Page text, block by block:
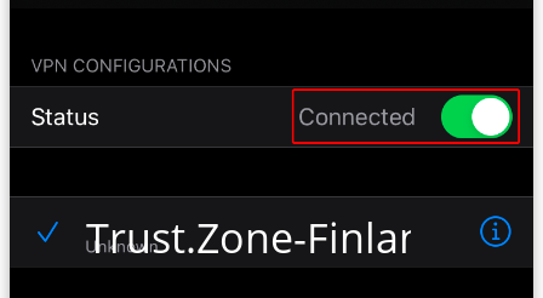
Trust.Zone-Finland